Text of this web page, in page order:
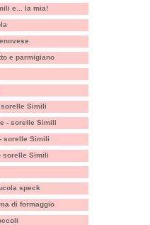
e... la mia!
e parmigiano
sorelle Simili
- sorelle Simili
sorelle Simili
sorelle Simili
speck
di formaggio